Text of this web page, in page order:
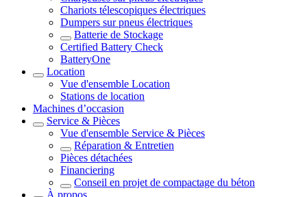
Chariots télescopiques électriques
Dumpers sur pneus électriques
Batterie de Stockage
Certified Battery Check
BatteryOne
Location
Vue d'ensemble Location
Stations de location
Machines d’occasion
Service & Pièces
Vue d'ensemble Service & Pièces
Réparation & Entretien
Pièces détachées
Financiering
Conseil en projet de compactage du béton
À propos